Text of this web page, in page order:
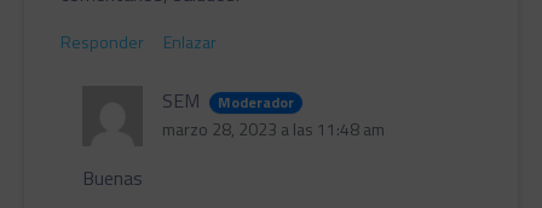
Responder Enlazar
SEM Moderador
marzo 28, 2023 a las 11:48 am
Buenas